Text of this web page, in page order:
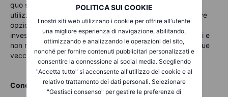
POLITICA SUI COOKIE
I nostri siti web utilizzano i cookie per offrire all'utente
una migliore esperienza di navigazione, abilitando,
ottimizzando e analizzando le operazioni del sito,
nonché per fornire contenuti pubblicitari personalizzati e
consentire la connessione ai social media. Scegliendo
"Accetta tutto" si acconsente all'utilizzo dei cookie e al
relativo trattamento dei dati personali. Selezionare
"Gestisci consenso" per gestire le preferenze di
quo significa che stai conducendo vecchi investimenti o
utilizzando vecchie strategie piuttosto che esplorare nuove
opzioni. Se utilizzi vecchi metodi per eseguire nuovi
investimenti, potresti essere accecato dalle tue percezioni e
non riuscire a riconoscere che il mercato è cambiato e le tue
vecchie strategie non sono praticabili.
Condividi